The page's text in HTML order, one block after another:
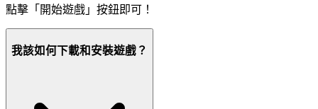
點擊「開始遊戲」按鈕即可！
我該如何下載和安裝遊戲？